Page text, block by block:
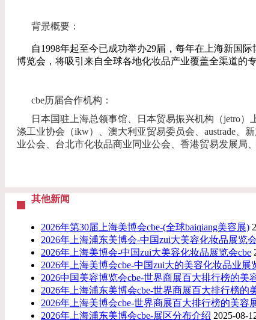
背景概要：
自1998年起至今已成功举办29届，每年在上海新国际
博览会，将吸引来自全球各地化妆品产业覆盖全渠道的
cbe历届合作机构：
日本国驻上海总领事馆、日本贸易振兴机构（jetro）
涤工业协会（ikw）、澳大利亚贸易委员会、austrade、
业公会、台北市化妆品商业同业公会、香港贸易发展局、
其他新闻
2026年第30届上海美博会cbe-(全球baiqiang美容展)
2026年上海浦东美博会-中国zui大美容化妆品展览
2026年上海美博会-中国zui大美容化妆品展览会cbe
2026年上海美博会cbe-中国zui大的美容化妆品业展
2026中国美容博览会cbe-世界商展百大排行榜的美
2026年上海浦东美博会cbe-世界商展百大排行榜的
2026年上海美博会cbe-世界商展百大排行榜的美容
2026年上海浦东美博会cbe-展区分布介绍 2025-08-